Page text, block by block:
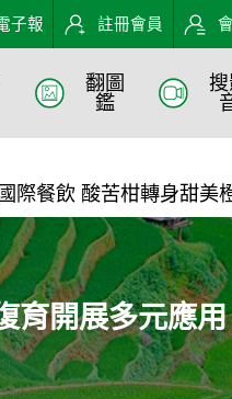
元應用
子報 註冊會員
翻圖
鑑
際餐飲 酸苦柑轉身甜美
育開展多元應